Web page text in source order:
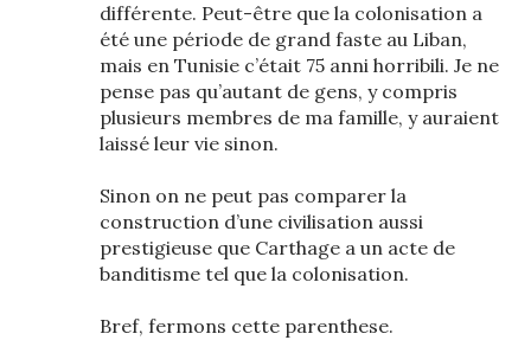
différente. Peut-être que la colonisation a
été une période de grand faste au Liban,
mais en Tunisie c’était 75 anni horribili. Je ne
pense pas qu’autant de gens, y compris
plusieurs membres de ma famille, y auraient
laissé leur vie sinon.
Sinon on ne peut pas comparer la
construction d’une civilisation aussi
prestigieuse que Carthage a un acte de
banditisme tel que la colonisation.
Bref, fermons cette parenthese.